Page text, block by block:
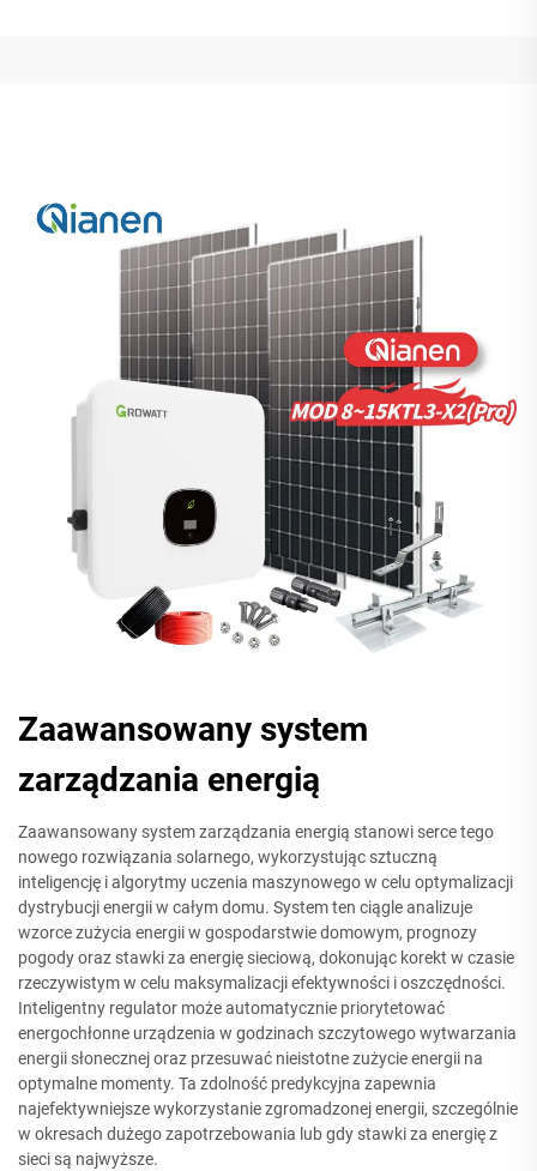
Zaawansowany system
zarządzania energią
Zaawansowany system zarządzania energią stanowi serce tego
nowego rozwiązania solarnego, wykorzystując sztuczną
inteligencję i algorytmy uczenia maszynowego w celu optymalizacji
dystrybucji energii w całym domu. System ten ciągle analizuje
wzorce zużycia energii w gospodarstwie domowym, prognozy
pogody oraz stawki za energię sieciową, dokonując korekt w czasie
rzeczywistym w celu maksymalizacji efektywności i oszczędności.
Inteligentny regulator może automatycznie priorytetować
energochłonne urządzenia w godzinach szczytowego wytwarzania
energii słonecznej oraz przesuwać nieistotne zużycie energii na
optymalne momenty. Ta zdolność predykcyjna zapewnia
najefektywniejsze wykorzystanie zgromadzonej energii, szczególnie
w okresach dużego zapotrzebowania lub gdy stawki za energię z
sieci są najwyższe.